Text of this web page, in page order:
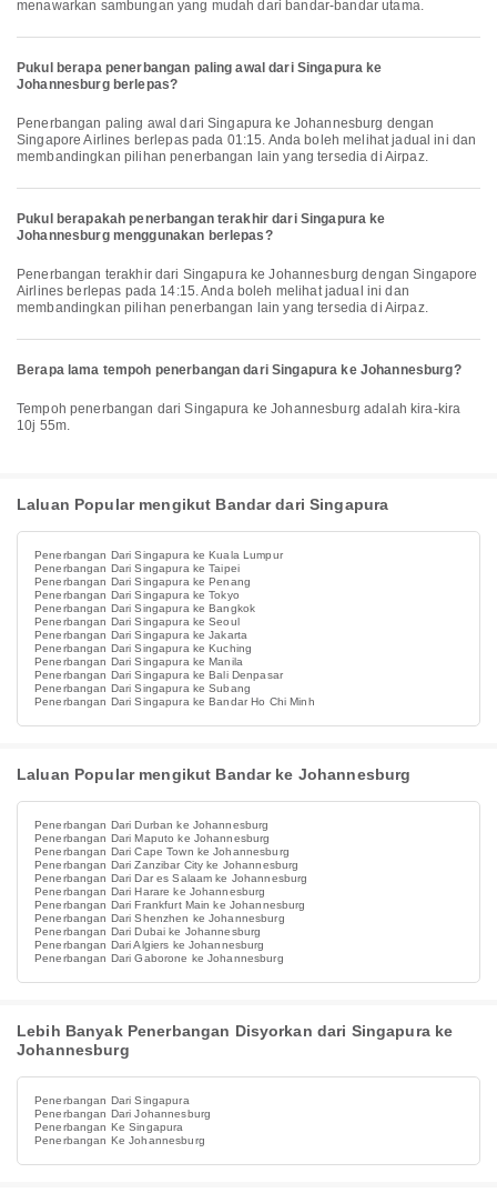
menawarkan sambungan yang mudah dari bandar-bandar utama.
Pukul berapa penerbangan paling awal dari Singapura ke
Johannesburg berlepas?
Penerbangan paling awal dari Singapura ke Johannesburg dengan
Singapore Airlines berlepas pada 01:15. Anda boleh melihat jadual ini dan
membandingkan pilihan penerbangan lain yang tersedia di Airpaz.
Pukul berapakah penerbangan terakhir dari Singapura ke
Johannesburg menggunakan berlepas?
Penerbangan terakhir dari Singapura ke Johannesburg dengan Singapore
Airlines berlepas pada 14:15. Anda boleh melihat jadual ini dan
membandingkan pilihan penerbangan lain yang tersedia di Airpaz.
Berapa lama tempoh penerbangan dari Singapura ke Johannesburg?
Tempoh penerbangan dari Singapura ke Johannesburg adalah kira-kira
10j 55m.
Laluan Popular mengikut Bandar dari Singapura
Penerbangan Dari Singapura ke Kuala Lumpur
Penerbangan Dari Singapura ke Taipei
Penerbangan Dari Singapura ke Penang
Penerbangan Dari Singapura ke Tokyo
Penerbangan Dari Singapura ke Bangkok
Penerbangan Dari Singapura ke Seoul
Penerbangan Dari Singapura ke Jakarta
Penerbangan Dari Singapura ke Kuching
Penerbangan Dari Singapura ke Manila
Penerbangan Dari Singapura ke Bali Denpasar
Penerbangan Dari Singapura ke Subang
Penerbangan Dari Singapura ke Bandar Ho Chi Minh
Laluan Popular mengikut Bandar ke Johannesburg
Penerbangan Dari Durban ke Johannesburg
Penerbangan Dari Maputo ke Johannesburg
Penerbangan Dari Cape Town ke Johannesburg
Penerbangan Dari Zanzibar City ke Johannesburg
Penerbangan Dari Dar es Salaam ke Johannesburg
Penerbangan Dari Harare ke Johannesburg
Penerbangan Dari Frankfurt Main ke Johannesburg
Penerbangan Dari Shenzhen ke Johannesburg
Penerbangan Dari Dubai ke Johannesburg
Penerbangan Dari Algiers ke Johannesburg
Penerbangan Dari Gaborone ke Johannesburg
Lebih Banyak Penerbangan Disyorkan dari Singapura ke
Johannesburg
Penerbangan Dari Singapura
Penerbangan Dari Johannesburg
Penerbangan Ke Singapura
Penerbangan Ke Johannesburg